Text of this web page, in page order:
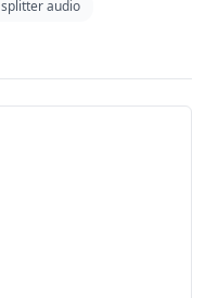
splitter audio